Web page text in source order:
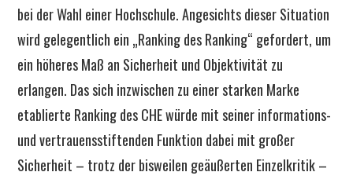
bei der Wahl einer Hochschule. Angesichts dieser Situation
wird gelegentlich ein „Ranking des Ranking“ gefordert, um
ein höheres Maß an Sicherheit und Objektivität zu
erlangen. Das sich inzwischen zu einer starken Marke
etablierte Ranking des CHE würde mit seiner informations-
und vertrauensstiftenden Funktion dabei mit großer
Sicherheit – trotz der bisweilen geäußerten Einzelkritik –